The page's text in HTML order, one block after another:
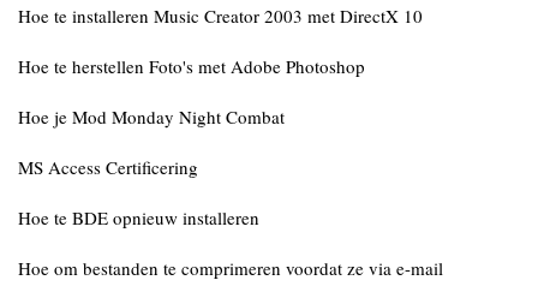
Hoe te installeren Music Creator 2003 met DirectX 10
Hoe te herstellen Foto's met Adobe Photoshop
Hoe je Mod Monday Night Combat
MS Access Certificering
Hoe te BDE opnieuw installeren
Hoe om bestanden te comprimeren voordat ze via e-mail